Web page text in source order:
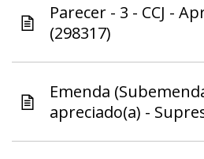
Parecer - 3 - CCJ -
(298317)
Emenda
apreciado(a) -